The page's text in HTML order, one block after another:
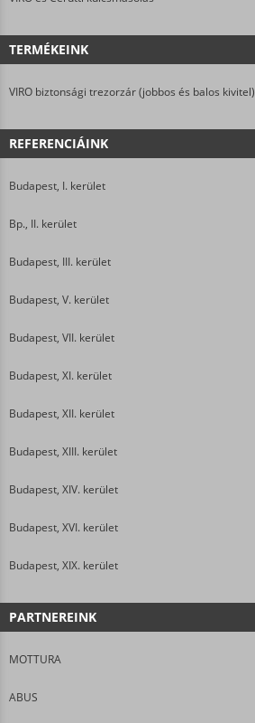
TERMÉKEINK
VIRO biztonsági trezorzár (jobbos és balos kivitel)
REFERENCIÁINK
Budapest, I. kerület
Bp., II. kerület
Budapest, III. kerület
Budapest, V. kerület
Budapest, VII. kerület
Budapest, XI. kerület
Budapest, XII. kerület
Budapest, XIII. kerület
Budapest, XIV. kerület
Budapest, XVI. kerület
Budapest, XIX. kerület
PARTNEREINK
MOTTURA
ABUS